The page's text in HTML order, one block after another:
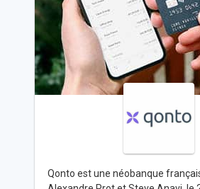
Qonto est une néobanque